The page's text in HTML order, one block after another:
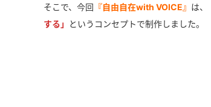
そこで、今回 『自由自在with VOICE』 は、
する」
というコンセプトで制作しました。